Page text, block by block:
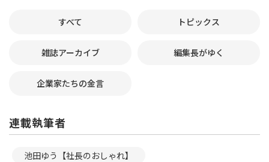
すべて トピックス
雑誌アーカイブ 編集長がゆく
企業家たちの金言
連載執筆者
池田ゆう【社長のおしゃれ】